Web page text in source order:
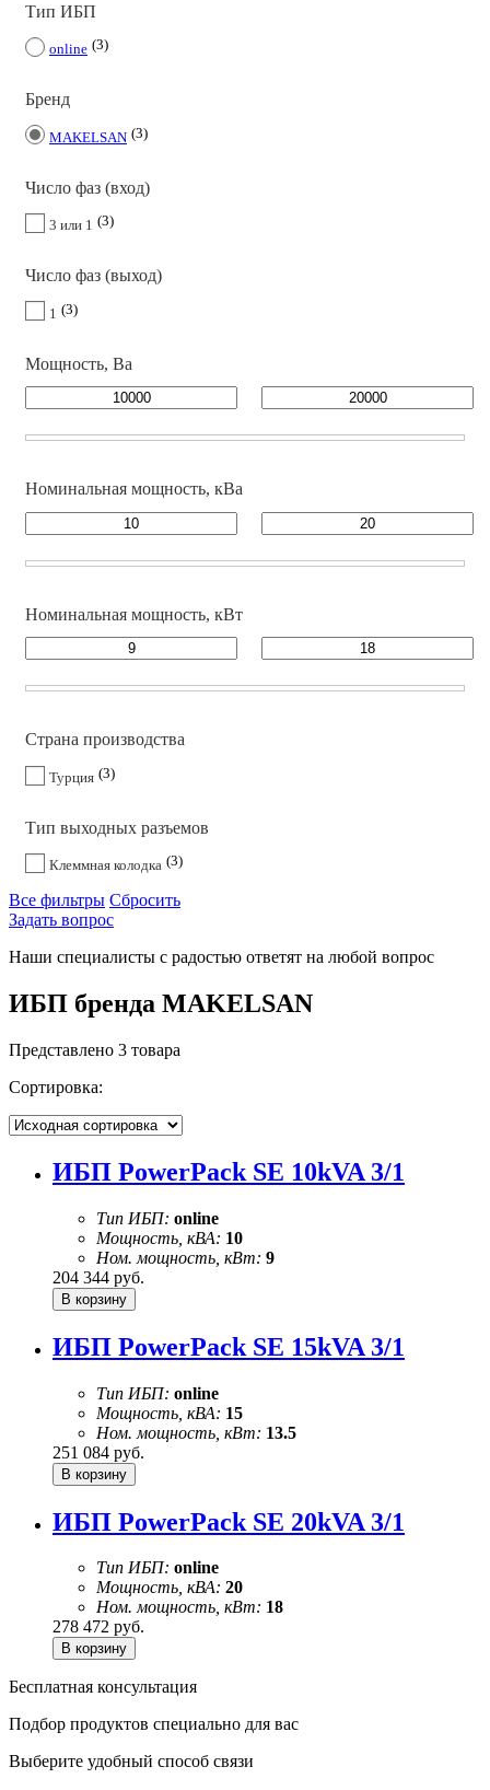
Тип ИБП
online 3
Бренд
MAKELSAN 3
Число фаз (вход)
3 или 1 3
Число фаз (выход)
1 3
Мощность, Ва
Номинальная мощность, кВа
Номинальная мощность, кВт
Страна производства
Турция 3
Тип выходных разъемов
Клеммная колодка 3
Все фильтры Сбросить
Задать вопрос
Наши специалисты с радостью ответят на любой вопрос
ИБП бренда MAKELSAN
Представлено 3 товара
Сортировка:
ИБП PowerPack SE 10kVA 3/1
Тип ИБП: online
Мощность, кВА: 10
Ном. мощность, кВт: 9
204 344 руб.
ИБП PowerPack SE 15kVA 3/1
Тип ИБП: online
Мощность, кВА: 15
Ном. мощность, кВт: 13.5
251 084 руб.
ИБП PowerPack SE 20kVA 3/1
Тип ИБП: online
Мощность, кВА: 20
Ном. мощность, кВт: 18
278 472 руб.
Бесплатная консультация
Подбор продуктов специально для вас
Выберите удобный способ связи